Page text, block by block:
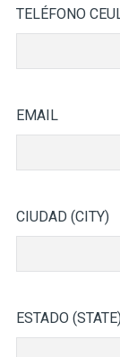
TELÉFONO
EMAIL
CIUDAD (CITY)
ESTADO